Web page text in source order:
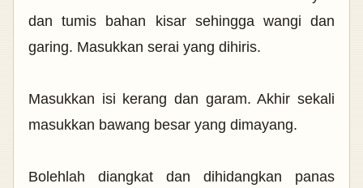
dan tumis bahan kisar sehingga wangi dan
garing. Masukkan serai yang dihiris.
Masukkan isi kerang dan garam. Akhir sekali
masukkan bawang besar yang dimayang.
Bolehlah diangkat dan dihidangkan panas